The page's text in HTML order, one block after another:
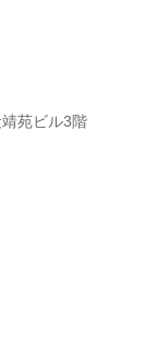
苑ビル3階